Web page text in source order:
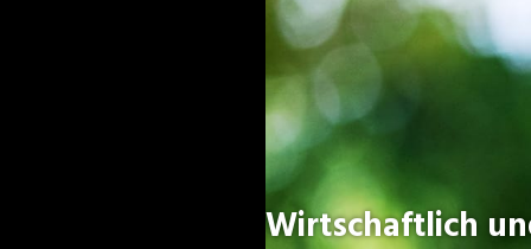
Wirtschaftlich